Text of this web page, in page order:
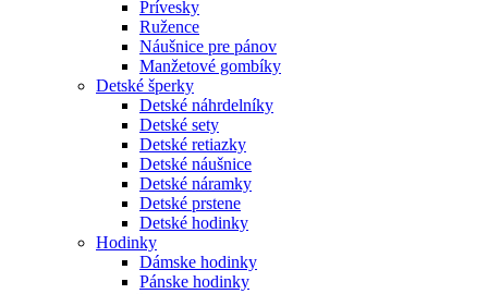
Prívesky
Ružence
Náušnice pre pánov
Manžetové gombíky
Detské šperky
Detské náhrdelníky
Detské sety
Detské retiazky
Detské náušnice
Detské náramky
Detské prstene
Detské hodinky
Hodinky
Dámske hodinky
Pánske hodinky